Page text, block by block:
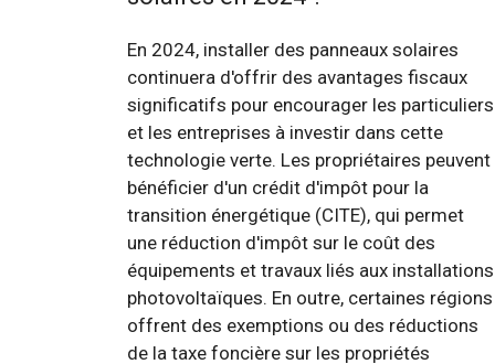
En 2024, installer des panneaux solaires
continuera d'offrir des avantages fiscaux
significatifs pour encourager les particuliers
et les entreprises à investir dans cette
technologie verte. Les propriétaires peuvent
bénéficier d'un crédit d'impôt pour la
transition énergétique (CITE), qui permet
une réduction d'impôt sur le coût des
équipements et travaux liés aux installations
photovoltaïques. En outre, certaines régions
offrent des exemptions ou des réductions
de la taxe foncière sur les propriétés